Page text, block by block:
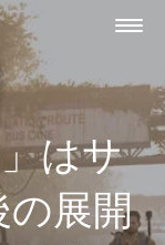
はサ
の展開